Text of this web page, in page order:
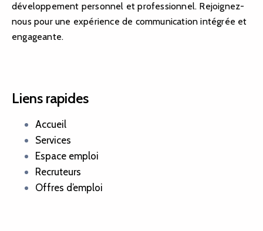
développement personnel et professionnel. Rejoignez-
nous pour une expérience de communication intégrée et
engageante.
Liens rapides
Accueil
Services
Espace emploi
Recruteurs
Offres d’emploi